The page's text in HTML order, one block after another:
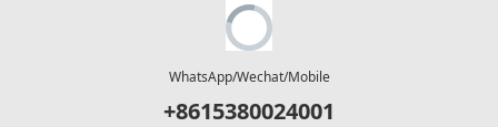
WhatsApp/Wechat/Mobile
+8615380024001